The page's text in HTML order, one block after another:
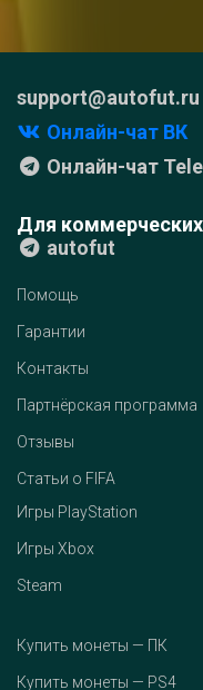
support@autofut.ru
Онлайн-чат ВК
Онлайн-чат
Для
autofut
Помощь
Гарантии
Контакты
Партнёрская программа
Отзывы
Статьи о FIFA
Игры PlayStation
Игры Xbox
Steam
Купить монеты — ПК
Купить монеты — PS4